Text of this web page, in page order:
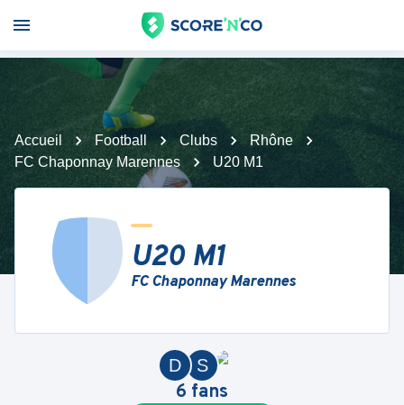
Accueil Football Clubs
Rhône
FC Chaponnay Marennes
U20 M1
U20 M1
FC Chaponnay Marennes
S
D
6 fans